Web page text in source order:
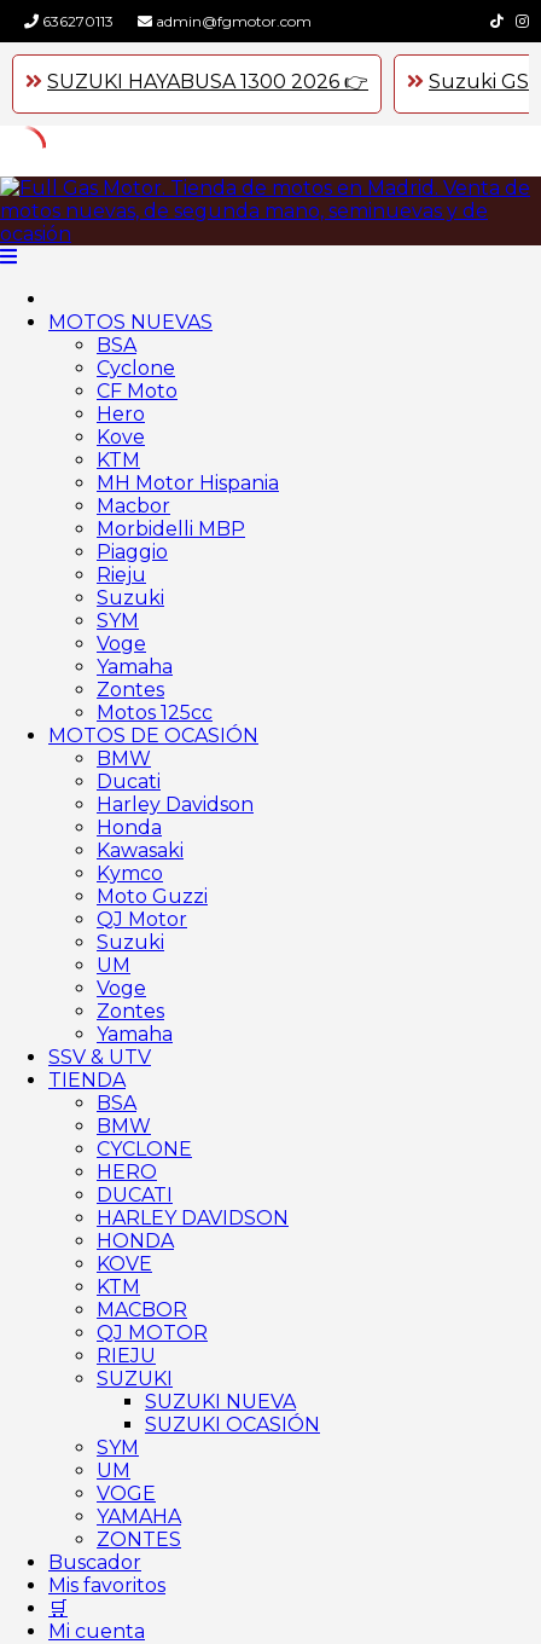
636270113 admin@fgmotor.com
SUZUKI HAYABUSA 1300 2026 👉 Suzuki
Skip
to
content
MOTOS NUEVAS
BSA
Cyclone
CF Moto
Hero
Kove
KTM
MH Motor Hispania
Macbor
Morbidelli MBP
Piaggio
Rieju
Suzuki
SYM
Voge
Yamaha
Zontes
Motos 125cc
MOTOS DE OCASIÓN
BMW
Ducati
Harley Davidson
Honda
Kawasaki
Kymco
Moto Guzzi
QJ Motor
Suzuki
UM
Voge
Zontes
Yamaha
SSV & UTV
TIENDA
BSA
BMW
CYCLONE
HERO
DUCATI
HARLEY DAVIDSON
HONDA
KOVE
KTM
MACBOR
QJ MOTOR
RIEJU
SUZUKI
SUZUKI NUEVA
SUZUKI OCASIÓN
SYM
UM
VOGE
YAMAHA
ZONTES
Buscador
Mis favoritos
🛒
Mi cuenta